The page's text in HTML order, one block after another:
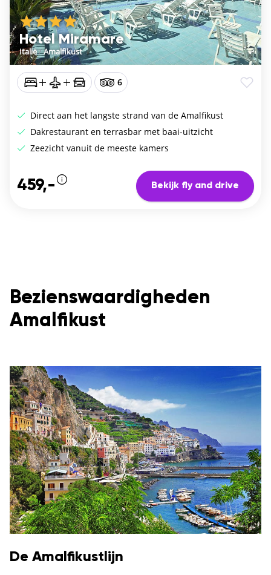
Hotel Miramare
Italië/Amalfikust
6
Direct aan het langste strand van de Amalfikust
Dakrestaurant en terrasbar met baai-uitzicht
Zeezicht vanuit de meeste kamers
459,- Bekijk fly and drive
Bezienswaardigheden
Amalfikust
De Amalfikustlijn